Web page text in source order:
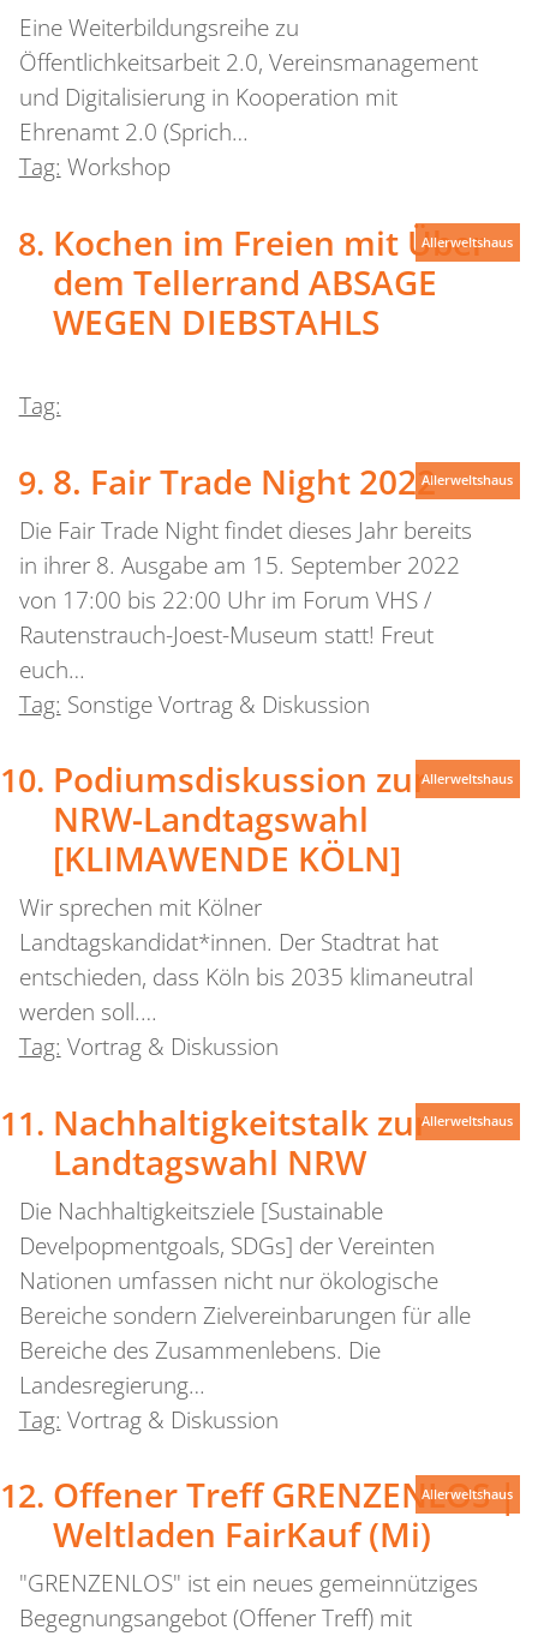
Eine Weiterbildungsreihe zu
Öffentlichkeitsarbeit 2.0, Vereinsmanagement
und Digitalisierung in Kooperation mit
Ehrenamt 2.0 (Sprich…
Tag: Workshop
Kochen im Freien mit Über
dem Tellerrand ABSAGE
WEGEN DIEBSTAHLS
Tag:
Allerweltshaus
8. Fair Trade Night 2022
Die Fair Trade Night findet dieses Jahr bereits
in ihrer 8. Ausgabe am 15. September 2022
von 17:00 bis 22:00 Uhr im Forum VHS /
Rautenstrauch-Joest-Museum statt! Freut
euch…
Tag: Sonstige Vortrag & Diskussion
Allerweltshaus
Podiumsdiskussion zur
NRW-Landtagswahl
[KLIMAWENDE KÖLN]
Wir sprechen mit Kölner
Landtagskandidat*innen. Der Stadtrat hat
entschieden, dass Köln bis 2035 klimaneutral
werden soll.…
Tag: Vortrag & Diskussion
Allerweltshaus
Nachhaltigkeitstalk zur
Landtagswahl NRW
Die Nachhaltigkeitsziele [Sustainable
Develpopmentgoals, SDGs] der Vereinten
Nationen umfassen nicht nur ökologische
Bereiche sondern Zielvereinbarungen für alle
Bereiche des Zusammenlebens. Die
Landesregierung…
Tag: Vortrag & Diskussion
Allerweltshaus
Offener Treff GRENZENLOS |
Weltladen FairKauf (Mi)
"GRENZENLOS" ist ein neues gemeinnütziges
Begegnungsangebot (Offener Treff) mit
Allerweltshaus